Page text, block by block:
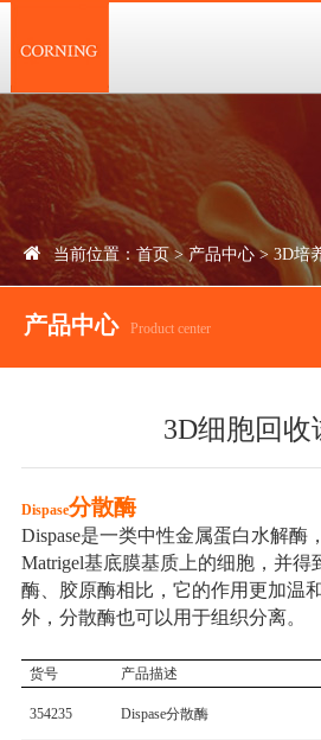
当前位置：首页>产品中心> 3D培
产品中心 Product center
3D细胞回收
Dispase分散酶
Dispase是一类中性金属蛋白水解酶
Matrigel基底膜基质上的细胞，并得
酶、胶原酶相比，它的作用更加温
外，分散酶也可以用于组织分离。
货号 产品描述
354235 Dispase分散酶